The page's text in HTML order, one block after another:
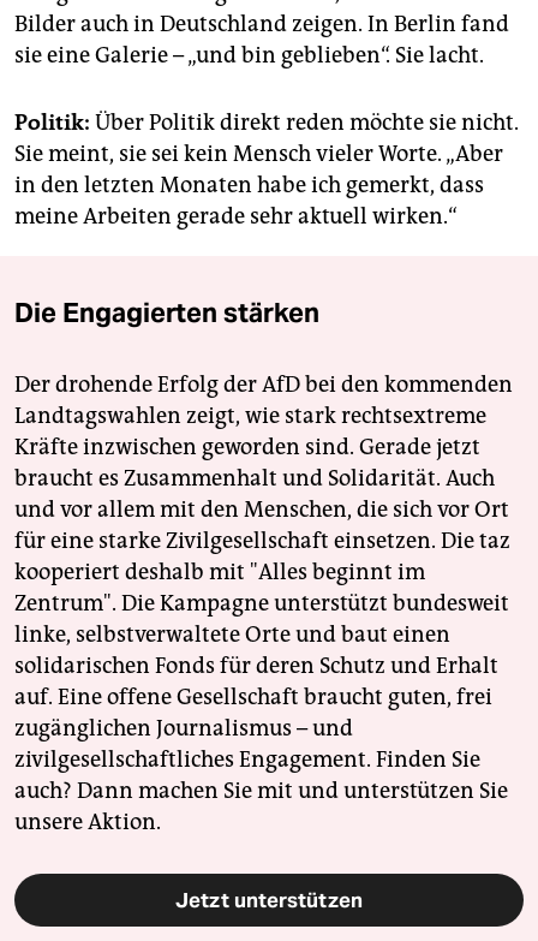
Bilder auch in Deutschland zeigen. In Berlin fand
sie eine Galerie – „und bin geblieben“. Sie lacht.
Politik: Über Politik direkt reden möchte sie nicht.
Sie meint, sie sei kein Mensch vieler Worte. „Aber
in den letzten Monaten habe ich gemerkt, dass
meine Arbeiten gerade sehr aktuell wirken.“
Die Engagierten stärken
Der drohende Erfolg der AfD bei den kommenden
Landtagswahlen zeigt, wie stark rechtsextreme
Kräfte inzwischen geworden sind. Gerade jetzt
braucht es Zusammenhalt und Solidarität. Auch
und vor allem mit den Menschen, die sich vor Ort
für eine starke Zivilgesellschaft einsetzen. Die taz
kooperiert deshalb mit "Alles beginnt im
Zentrum". Die Kampagne unterstützt bundesweit
linke, selbstverwaltete Orte und baut einen
solidarischen Fonds für deren Schutz und Erhalt
auf. Eine offene Gesellschaft braucht guten, frei
zugänglichen Journalismus – und
zivilgesellschaftliches Engagement. Finden Sie
auch? Dann machen Sie mit und unterstützen Sie
unsere Aktion.
Jetzt unterstützen